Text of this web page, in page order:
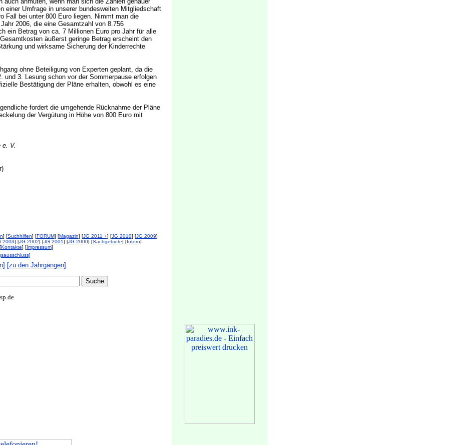
einer Umfrage in unserer bundesweiten Mitgliedschaft
Fall bei unter 800 Euro liegen. Nimmt man die
2006, die eine Gesamtzahl von 8.756
ein Betrag von ca. 7 Millionen Euro pro Jahr für alle
äußerst geringe Betrag erscheint den
und wirksame Sicherung der Kinderrechte
ohne Beteiligung von Experten geplant, da die
3. Lesung schon vor der Sommerpause erfolgen
Bestätigung der Pläne erhalten, obwohl es eine
fordert die umgehende Rücknahme der Pläne
der Vergütung in Höhe von 800 Euro mit
e. V.
] [Suchhilfen] [FORUM] [Magazin] [JG 2011 +] [JG 2010] [JG 2009]
2003] [JG 2002] [JG 2001] [JG 2000] [Sachgebiete] [Intern]
Kontakte] [Impressum]
[zu den Jahrgängen]